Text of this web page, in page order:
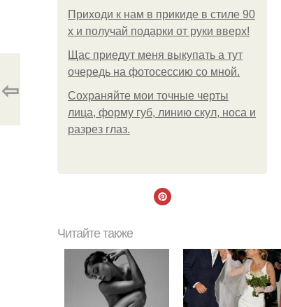
Приходи к нам в прикиде в стиле 90
х и получай подарки от руки вверх!
Щас приедут меня выкупать а тут
очередь на фотосессию со мной.
Сохраняйте мои точные черты
лица, форму губ, линию скул, носа и
разрез глаз.
⇦
Читайте также